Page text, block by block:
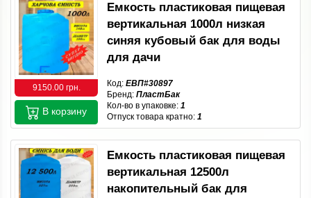
9150.00 грн.
Емкость пластиковая пищевая
вертикальная 1000л низкая
синяя кубовый бак для воды
для дачи
Код: ЕВП#30897
Бренд: ПластБак
Кол-во в упаковке: 1
Отпуск товара кратно: 1
В корзину
Емкость пластиковая пищевая
вертикальная 12500л
накопительный бак для